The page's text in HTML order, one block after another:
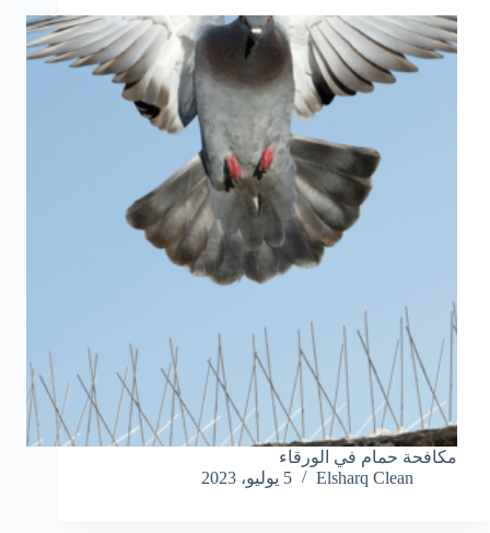
مكافحة حمام في الورقاء
Elsharq Clean
5 يوليو، 2023